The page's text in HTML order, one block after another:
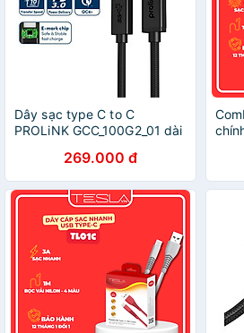
Dây sạc type C to C
PROLiNK GCC_100G2_01 dài
truyền dữ liệu audio, video
4K - Hàng chính hãng
269.000 đ